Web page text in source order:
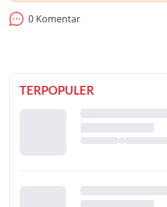
0 Komentar
TERPOPULER